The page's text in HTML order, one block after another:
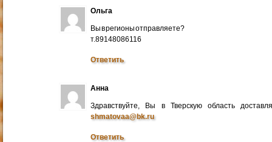
Ольга
Вы в регионы отправляете?
т.89148086116
Ответить
Анна
Здравствуйте, Вы в Тверскую область
shmatovaa@bk.ru
Ответить